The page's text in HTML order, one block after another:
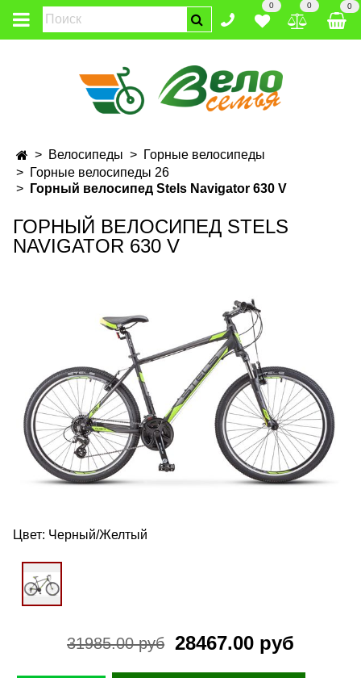
0 0 0
Велосипеды
Горные велосипеды
Горные велосипеды 26
Горный велосипед Stels Navigator 630 V
ГОРНЫЙ ВЕЛОСИПЕД STELS
NAVIGATOR 630 V
Цвет: Черный/Желтый
31985.00 руб 28467.00 руб